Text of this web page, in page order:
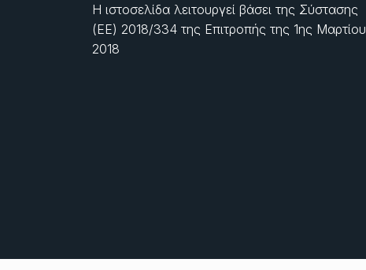
Η ιστοσελίδα λειτουργεί βάσει της Σύστασης
(ΕΕ) 2018/334 της Επιτροπής της 1ης Μαρτίου
2018